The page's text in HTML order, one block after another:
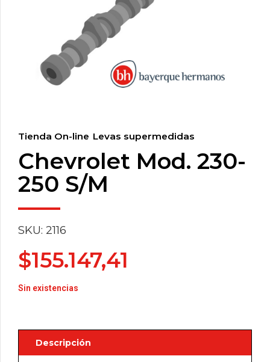
Tienda On-line Levas supermedidas
Chevrolet Mod. 230-
250 S/M
SKU: 2116
$155.147,41
Sin existencias
Descripción